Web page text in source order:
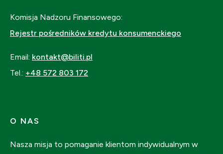
Komisja Nadzoru Finansowego:
Rejestr pośredników kredytu konsumenckiego
Email: kontakt@biliti.pl
Tel.: +48 572 803 172
O NAS
Nasza misja to pomaganie klientom indywidualnym w